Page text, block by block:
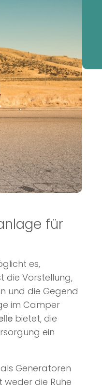
für
es,
die Vorstellung,
und die Gegend
im Camper
bietet, die
ein
Generatoren
die Ruhe